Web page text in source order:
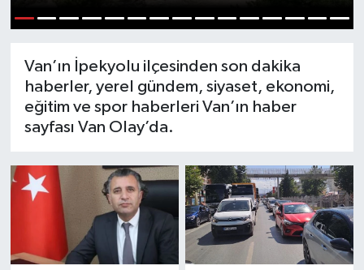
Van’ın İpekyolu ilçesinden son dakika
haberler, yerel gündem, siyaset, ekonomi,
eğitim ve spor haberleri Van’ın haber
sayfası Van Olay’da.
RESMİ İLANLAR